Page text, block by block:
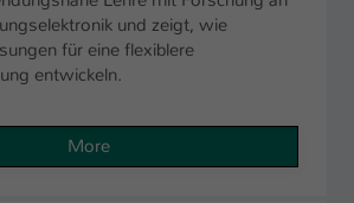
und zeigt, wie
für eine flexiblere
entwickeln.
More